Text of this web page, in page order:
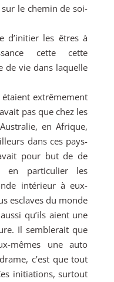
sur le chemin de soi-
d’initier les êtres à
cette cette
de vie dans laquelle
étaient extrêmement
pas que chez les
en Afrique,
dans ces pays-
pour but de de
particulier les
intérieur à eux-
esclaves du monde
qu’ils aient une
Il semblerait que
mêmes une auto
c’est que tout
initiations, surtout